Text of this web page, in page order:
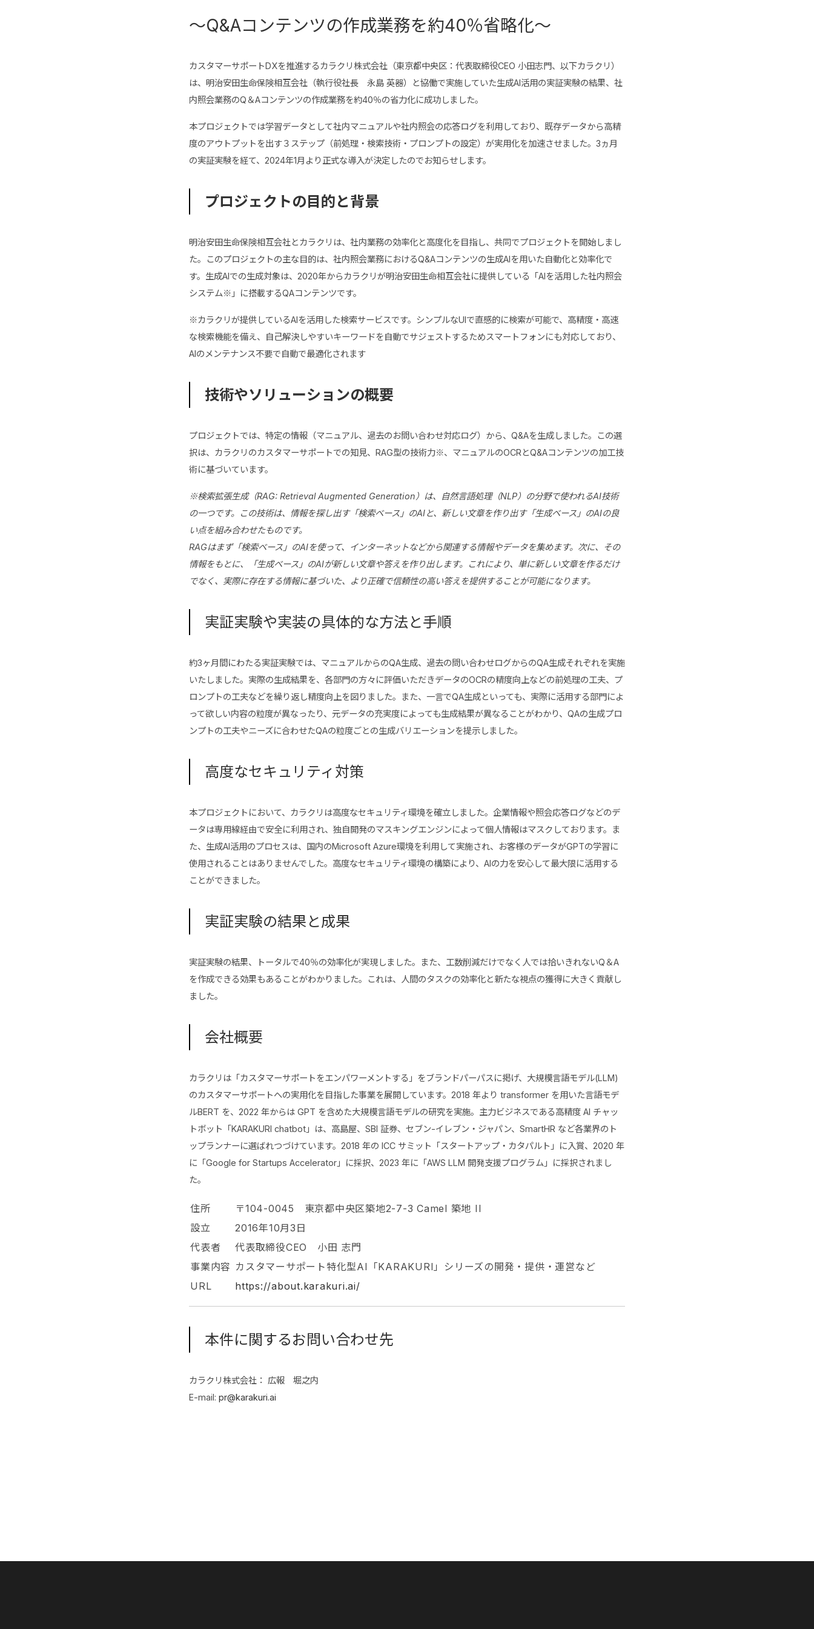
〜Q&Aコンテンツの作成業務を約40％省略化～
カスタマーサポートDXを推進するカラクリ株式会社（東京都中央区：代表取締役CEO 小田志門、以下カラクリ）
は、明治安田生命保険相互会社（執行役社長 永島 英器）と協働で実施していた生成AI活用の実証実験の結果、社
内照会業務のQ＆Aコンテンツの作成業務を約40％の省力化に成功しました。
本プロジェクトでは学習データとして社内マニュアルや社内照会の応答ログを利用しており、既存データから高精
度のアウトプットを出す３ステップ（前処理・検索技術・プロンプトの設定）が実用化を加速させました。3ヵ月
の実証実験を経て、2024年1月より正式な導入が決定したのでお知らせします。
プロジェクトの目的と背景
明治安田生命保険相互会社とカラクリは、社内業務の効率化と高度化を目指し、共同でプロジェクトを開始しまし
た。このプロジェクトの主な目的は、社内照会業務におけるQ&Aコンテンツの生成AIを用いた自動化と効率化で
す。生成AIでの生成対象は、2020年からカラクリが明治安田生命相互会社に提供している「AIを活用した社内照会
システム※」に搭載するQAコンテンツです。
※カラクリが提供しているAIを活用した検索サービスです。シンプルなUIで直感的に検索が可能で、高精度・高速
な検索機能を備え、自己解決しやすいキーワードを自動でサジェストするためスマートフォンにも対応しており、
AIのメンテナンス不要で自動で最適化されます
技術やソリューションの概要
プロジェクトでは、特定の情報（マニュアル、過去のお問い合わせ対応ログ）から、Q&Aを生成しました。この選
択は、カラクリのカスタマーサポートでの知見、RAG型の技術力※、マニュアルのOCRとQ&Aコンテンツの加工技
術に基づいています。
※検索拡張生成（RAG: Retrieval Augmented Generation）は、自然言語処理（NLP）の分野で使われるAI技術
の一つです。この技術は、情報を探し出す「検索ベース」のAIと、新しい文章を作り出す「生成ベース」のAIの良
い点を組み合わせたものです。
RAGはまず「検索ベース」のAIを使って、インターネットなどから関連する情報やデータを集めます。次に、その
情報をもとに、「生成ベース」のAIが新しい文章や答えを作り出します。これにより、単に新しい文章を作るだけ
でなく、実際に存在する情報に基づいた、より正確で信頼性の高い答えを提供することが可能になります。
実証実験や実装の具体的な方法と手順
約3ヶ月間にわたる実証実験では、マニュアルからのQA生成、過去の問い合わせログからのQA生成それぞれを実施
いたしました。実際の生成結果を、各部門の方々に評価いただきデータのOCRの精度向上などの前処理の工夫、プ
ロンプトの工夫などを繰り返し精度向上を図りました。また、一言でQA生成といっても、実際に活用する部門によ
って欲しい内容の粒度が異なったり、元データの充実度によっても生成結果が異なることがわかり、QAの生成プロ
ンプトの工夫やニーズに合わせたQAの粒度ごとの生成バリエーションを提示しました。
高度なセキュリティ対策
本プロジェクトにおいて、カラクリは高度なセキュリティ環境を確立しました。企業情報や照会応答ログなどのデ
ータは専用線経由で安全に利用され、独自開発のマスキングエンジンによって個人情報はマスクしております。ま
た、生成AI活用のプロセスは、国内のMicrosoft Azure環境を利用して実施され、お客様のデータがGPTの学習に
使用されることはありませんでした。高度なセキュリティ環境の構築により、AIの力を安心して最大限に活用する
ことができました。
実証実験の結果と成果
実証実験の結果、トータルで40％の効率化が実現しました。また、工数削減だけでなく人では拾いきれないQ＆A
を作成できる効果もあることがわかりました。これは、人間のタスクの効率化と新たな視点の獲得に大きく貢献し
ました。
会社概要
カラクリは「カスタマーサポートをエンパワーメントする」をブランドパーパスに掲げ、大規模言語モデル(LLM)
のカスタマーサポートへの実用化を目指した事業を展開しています。2018 年より transformer を用いた言語モデ
ルBERT を、2022 年からは GPT を含めた大規模言語モデルの研究を実施。主力ビジネスである高精度 AI チャッ
トボット「KARAKURI chatbot」は、高島屋、SBI 証券、セブン-イレブン・ジャパン、SmartHR など各業界のト
ップランナーに選ばれつづけています。2018 年の ICC サミット「スタートアップ・カタパルト」に入賞、2020 年
に「Google for Startups Accelerator」に採択、2023 年に「AWS LLM 開発支援プログラム」に採択されまし
た。
住所
〒104-0045 東京都中央区築地2-7-3 Camel 築地 II
設立
2016年10月3日
代表者
代表取締役CEO 小田 志門
事業内容 カスタマーサポート特化型AI「KARAKURI」シリーズの開発・提供・運営など
URL
https://about.karakuri.ai/
本件に関するお問い合わせ先
カラクリ株式会社： 広報 堀之内
E-mail: pr@karakuri.ai